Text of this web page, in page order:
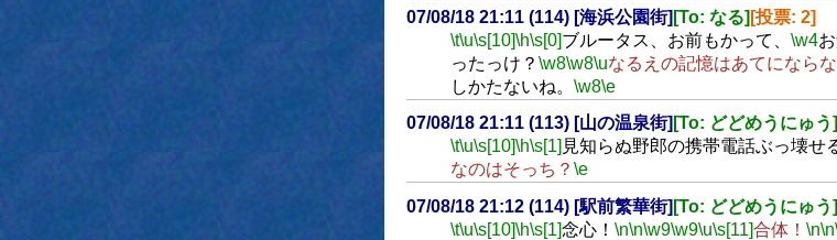
07/08/18 21:11 (114) [海浜公園街] [To: なる] [投票: 2]
\t\u\s[10]\h\s[0]ブルータス、お前もかって、 \w4
ったっけ？ \w8\w8\uなるえの記憶はあてにならな
しかたないね。 \w8\e
07/08/18 21:11 (113) [山の温泉街] [To: どどめうにゅう]
\t\u\s[10]\h\s[1] 見知らぬ野郎の携帯電話ぶっ壊せ
なのはそっち？ \e
07/08/18 21:12 (114) [駅前繁華街] [To: どどめうにゅう]
\t\u\s[10]\h\s[1]念心！ \n\n\w9\w9\u\s[11]合体！ \n\n